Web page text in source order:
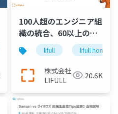
engineer development
100人超のエンジニア組
織の統合、60以上のア
プリケーションの基盤
集約、日本最大級の不
動産・住宅情報サイト
『LIFULL HOME'S』を
支え続けるエンジニア
リング＿長沢翼
lifull lifull home's
株式会社
LIFULL
20.6K